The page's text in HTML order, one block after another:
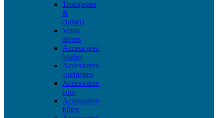
Trompettes
&
cornets
Vents
divers
Accessoires
bugles
Accessoires
clarinettes
Accessoires
cors
Accessoires
flûtes